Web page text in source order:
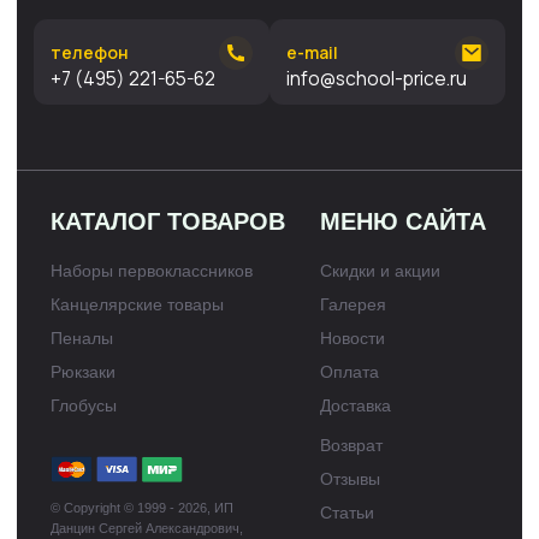
Политика конфиденциальности